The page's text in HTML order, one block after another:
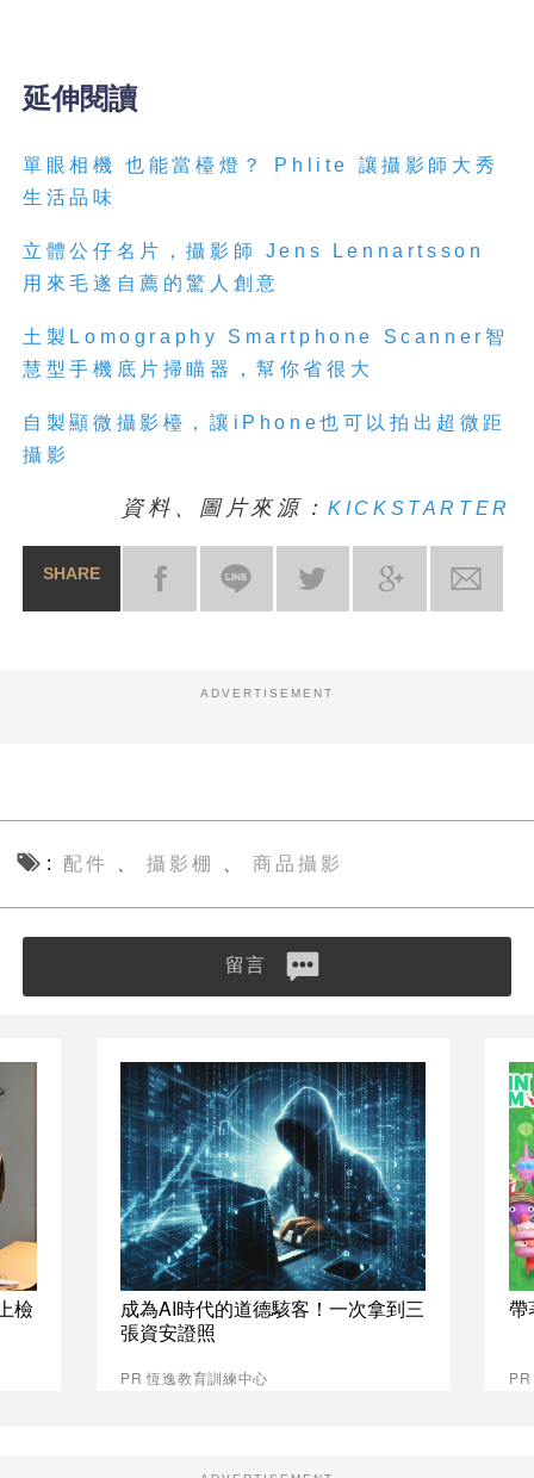
延伸閱讀
單眼相機 也能當檯燈？ Phlite 讓攝影師大秀
生活品味
立體公仔名片，攝影師 Jens Lennartsson
用來毛遂自薦的驚人創意
土製Lomography Smartphone Scanner智
慧型手機底片掃瞄器，幫你省很大
自製顯微攝影檯，讓iPhone也可以拍出超微距
攝影
資料、圖片來源：KICKSTARTER
SHARE
ADVERTISEMENT
配件 、攝影棚 商品攝影
留言
檢
成為AI時代的道德駭客！一次拿到三
張資安證照
PR 恆逸教育訓練中心
帶